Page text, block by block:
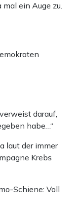
ein Auge zu.
darauf,
habe…“
laut der immer
Krebs
Schiene: Voll